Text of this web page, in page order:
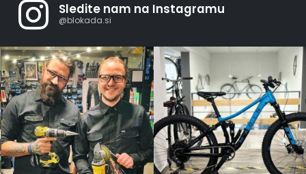
Sledite nam na Instagramu
@blokada.si